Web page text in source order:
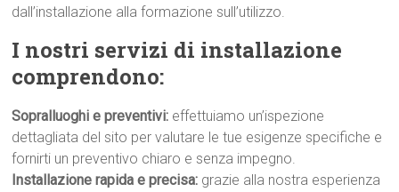
dall’installazione alla formazione sull’utilizzo.
I nostri servizi di installazione
comprendono:
Sopralluoghi e preventivi: effettuiamo un’ispezione
dettagliata del sito per valutare le tue esigenze specifiche e
fornirti un preventivo chiaro e senza impegno.
Installazione rapida e precisa: grazie alla nostra esperienza